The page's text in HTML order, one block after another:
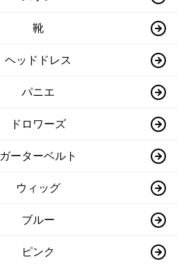
靴
ヘッドドレス
パニエ
ドロワーズ
ガーターベルト
ウィッグ
ブルー
ピンク